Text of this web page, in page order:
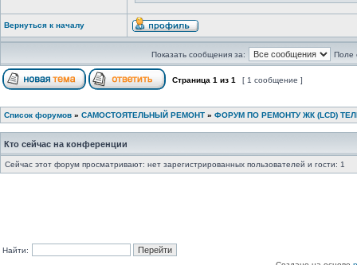
Вернуться к началу
Показать сообщения за: Поле
Страница 1 из 1 [ 1 сообщение ]
Список форумов » САМОСТОЯТЕЛЬНЫЙ РЕМОНТ » ФОРУМ ПО РЕМОНТУ ЖК (LCD)
Кто сейчас на конференции
Сейчас этот форум просматривают: нет зарегистрированных пользователей и гости: 1
Найти: